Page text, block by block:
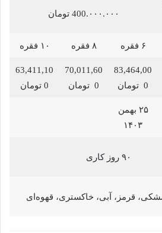
400.۰۰۰.۰۰۰ تومان
۶ فقره ۸ فقره ۱۰ فقره
83,464,00
0 تومان
70,011,60
0 تومان
63,411,10
0 تومان
۲۵ بهمن
۱۴۰۳
۹۰ روز کاری
قرمز، آبی، خاکستری، قهوه‌ای